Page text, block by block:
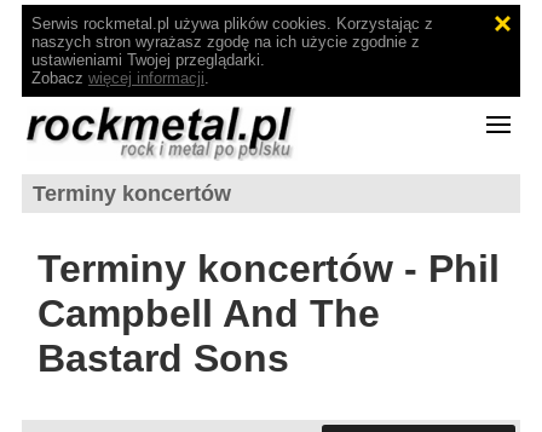
Serwis rockmetal.pl używa plików cookies. Korzystając z
naszych stron wyrażasz zgodę na ich użycie zgodnie z
ustawieniami Twojej przeglądarki.
Zobacz więcej informacji.
Terminy koncertów
Terminy koncertów - Phil
Campbell And The
Bastard Sons